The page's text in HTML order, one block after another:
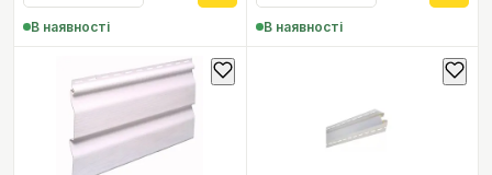
В наявності В наявності